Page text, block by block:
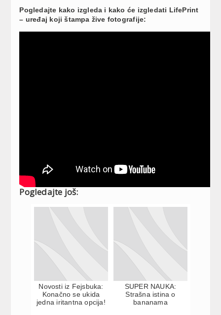
Pogledajte kako izgleda i kako će izgledati LifePrint
– uređaj koji štampa žive fotografije:
Pogledajte još:
Novosti iz Fejsbuka:
Konačno se ukida
jedna iritantna opcija!
SUPER NAUKA:
Strašna istina o
bananama